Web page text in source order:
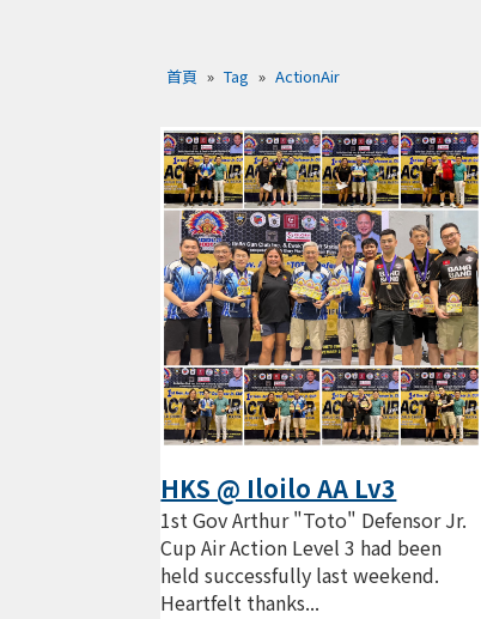
首頁 » Tag » ActionAir
HKS @ Iloilo AA Lv3
1st Gov Arthur "Toto" Defensor Jr.
Cup Air Action Level 3 had been
held successfully last weekend.
Heartfelt thanks...